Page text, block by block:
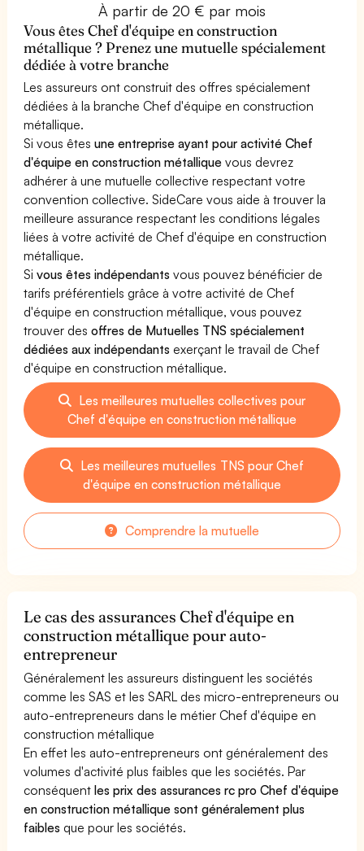
À partir de 20 € par mois
Vous êtes Chef d'équipe en construction
métallique ? Prenez une mutuelle spécialement
dédiée à votre branche
Les assureurs ont construit des offres spécialement
dédiées à la branche Chef d'équipe en construction
métallique.
Si vous êtesune entreprise ayant pour activité Chef
d'équipe en construction métallique vous devrez
adhérer à une mutuelle collective respectant votre
convention collective. SideCare vous aide à trouver la
meilleure assurance respectant les conditions légales
liées à votre activité de Chef d'équipe en construction
métallique.
Sivous êtes indépendants vous pouvez bénéficier de
tarifs préférentiels grâce à votre activité de Chef
d'équipe en construction métallique, vous pouvez
trouver desoffres de Mutuelles TNS spécialement
dédiées aux indépendants exerçant le travail de Chef
d'équipe en construction métallique.
Les meilleures mutuelles collectives pour
Chef d'équipe en construction métallique
Les meilleures mutuelles TNS pour Chef
d'équipe en construction métallique
Comprendre la mutuelle
Le cas des assurances Chef d'équipe en
construction métallique pour auto-
entrepreneur
Généralement les assureurs distinguent les sociétés
comme les SAS et les SARL des micro-entrepreneurs ou
auto-entrepreneurs dans le métier Chef d'équipe en
construction métallique
En effet les auto-entrepreneurs ont généralement des
volumes d'activité plus faibles que les sociétés. Par
conséquentles prix des assurances rc pro Chef d'équipe
en construction métallique sont généralement plus
faibles que pour les sociétés.